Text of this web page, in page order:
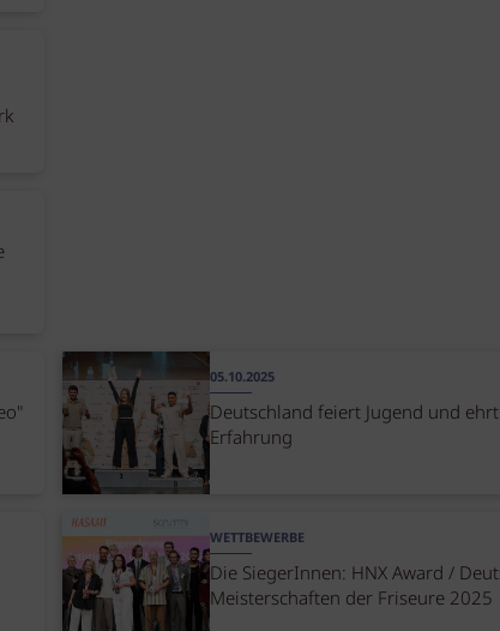
05.10.2025
Deutschland feiert Jugend und ehrt
Erfahrung
WETTBEWERBE
Die SiegerInnen: HNX Award /
Meisterschaften der Friseure 2025